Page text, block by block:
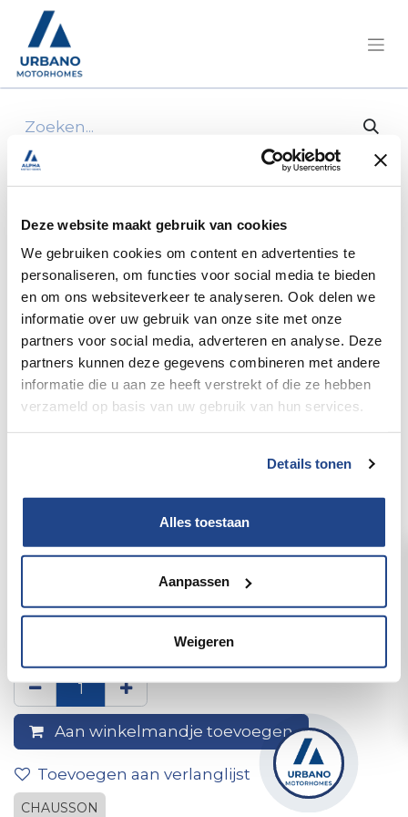
Deze website maakt gebruik van cookies
We gebruiken cookies om content en advertenties te
personaliseren, om functies voor social media te bieden
en om ons websiteverkeer te analyseren. Ook delen we
informatie over uw gebruik van onze site met onze
partners voor social media, adverteren en analyse. Deze
partners kunnen deze gegevens combineren met andere
informatie die u aan ze heeft verstrekt of die ze hebben
verzameld op basis van uw gebruik van hun services.
Details tonen
Alles toestaan
Aanpassen
Weigeren
Alle producten
achterwand cabine ep 25 stucco ivory/cpl alu
achterwand cabine ep 25
stucco ivory/cpl alu
Aan winkelmandje toevoegen
Toevoegen aan verlanglijst
CHAUSSON